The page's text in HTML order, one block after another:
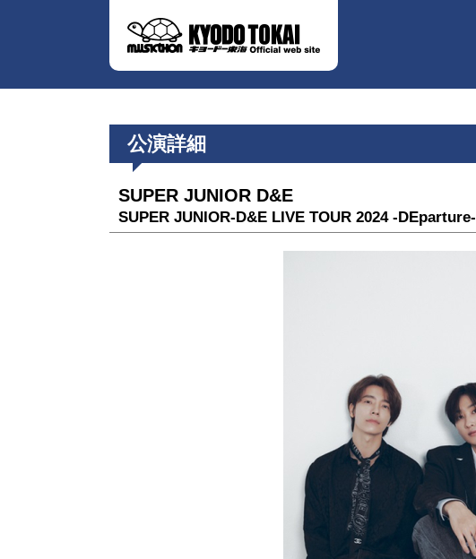
公演詳細
SUPER JUNIOR D&E
SUPER JUNIOR-D&E LIVE TOUR 2024 -DEparture-